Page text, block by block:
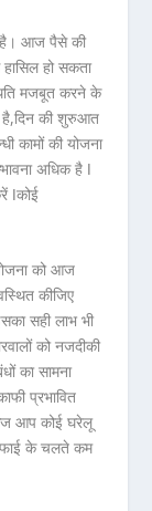
है। आज पैसे की
हो सकता
मजबूत करने के
है,दिन की शुरुआत
कामों की योजना
अधिक है ǀ
ǀकोई
को आज
कीजिए
सही लाभ भी
को नजदीकी
का सामना
प्रभावित
आप कोई घरेलू
के चलते कम